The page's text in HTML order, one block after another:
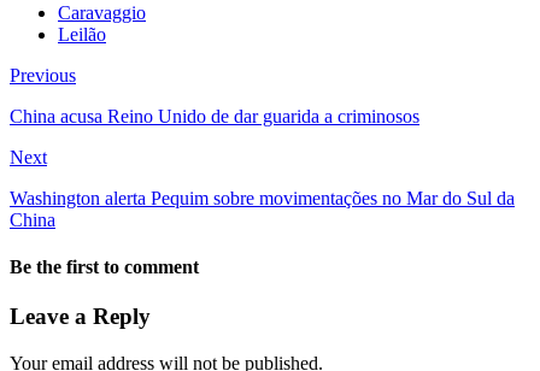
Caravaggio
Leilão
Previous
China acusa Reino Unido de dar guarida a criminosos
Next
Washington alerta Pequim sobre movimentações no Mar do Sul da
China
Be the first to comment
Leave a Reply
Your email address will not be published.